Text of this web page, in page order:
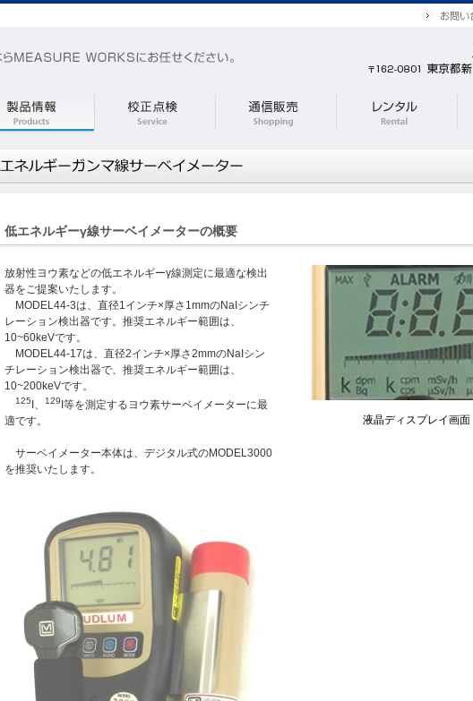
低エネルギーγ線サーベイメーターの概要
放射性ヨウ素などの低エネルギーγ線測定に最適な検出
器をご提案いたします。
MODEL44-3は、直径1インチ×厚さ1mmのNaIシンチ
レーション検出器です。推奨エネルギー範囲は、
10~60keVです。
MODEL44-17は、直径2インチ×厚さ2mmのNaIシン
チレーション検出器で、推奨エネルギー範囲は、
10~200keVです。
125 I、 129 I等を測定するヨウ素サーベイメーターに最
適です。
サーベイメーター本体は、デジタル式のMODEL3000
を推奨いたします。
液晶ディスプレイ画面